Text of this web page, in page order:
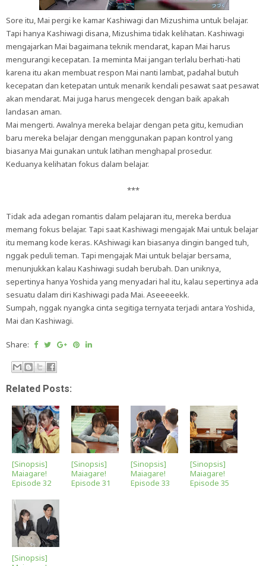
Sore itu, Mai pergi ke kamar Kashiwagi dan Mizushima untuk belajar.
Tapi hanya Kashiwagi disana, Mizushima tidak kelihatan. Kashiwagi
mengajarkan Mai bagaimana teknik mendarat, kapan Mai harus
mengurangi kecepatan. Ia meminta Mai jangan terlalu berhati-hati
karena itu akan membuat respon Mai nanti lambat, padahal butuh
kecepatan dan ketepatan untuk menarik kendali pesawat saat pesawat
akan mendarat. Mai juga harus mengecek dengan baik apakah
landasan aman.
Mai mengerti. Awalnya mereka belajar dengan peta gitu, kemudian
baru mereka belajar dengan menggunakan papan kontrol yang
biasanya Mai gunakan untuk latihan menghapal prosedur.
Keduanya kelihatan fokus dalam belajar.
***
Tidak ada adegan romantis dalam pelajaran itu, mereka berdua
memang fokus belajar. Tapi saat Kashiwagi mengajak Mai untuk belajar
itu memang kode keras. KAshiwagi kan biasanya dingin banged tuh,
nggak peduli teman. Tapi mengajak Mai untuk belajar bersama,
menunjukkan kalau Kashiwagi sudah berubah. Dan uniknya,
sepertinya hanya Yoshida yang menyadari hal itu, kalau sepertinya ada
sesuatu dalam diri Kashiwagi pada Mai. Aseeeeekk.
Sumpah, nggak nyangka cinta segitiga ternyata terjadi antara Yoshida,
Mai dan Kashiwagi.
Share:
Related Posts:
[Sinopsis]
Maiagare!
Episode 32
[Sinopsis]
Maiagare!
Episode 31
[Sinopsis]
Maiagare!
Episode 33
[Sinopsis]
Maiagare!
Episode 35
[Sinopsis]